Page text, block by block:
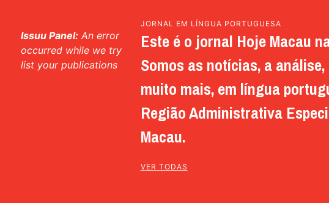
Issuu Panel: An error
occurred while we try
list your publications
JORNAL EM LÍNGUA PORTUGUESA
Este é o jornal Hoje Macau
Somos as notícias, a
muito mais, em língua
Região Administrativa
Macau.
VER TODAS